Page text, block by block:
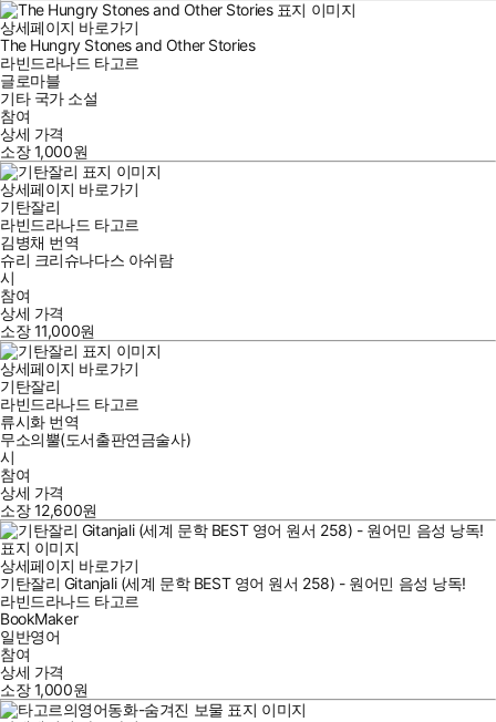
상세페이지 바로가기
The Hungry Stones and Other Stories
라빈드라나드 타고르
글로마블
기타 국가 소설
참여
상세 가격
소장1,000원
상세페이지 바로가기
기탄잘리
라빈드라나드 타고르
김병채 번역
슈리 크리슈나다스 아쉬람
시
참여
상세 가격
소장11,000원
상세페이지 바로가기
기탄잘리
라빈드라나드 타고르
류시화번역
무소의뿔(도서출판연금술사)
시
참여
상세 가격
소장12,600원
상세페이지 바로가기
기탄잘리 Gitanjali (세계 문학 BEST 영어 원서 258) - 원어민 음성 낭독!
라빈드라나드 타고르
BookMaker
일반영어
참여
상세 가격
소장1,000원